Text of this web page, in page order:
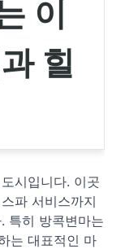
이
힐
시입니다. 이곳
파 서비스까지
특히 방콕변마는
는 대표적인 마